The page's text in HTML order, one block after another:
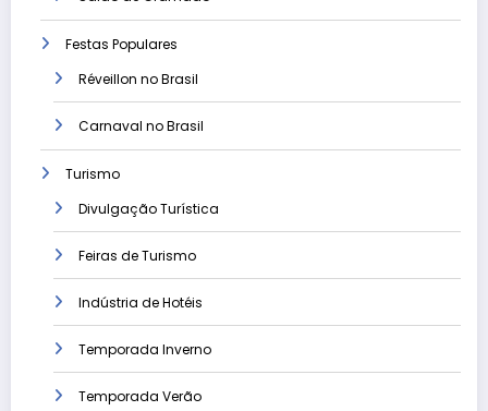
Festas Populares
Réveillon no Brasil
Carnaval no Brasil
Turismo
Divulgação Turística
Feiras de Turismo
Indústria de Hotéis
Temporada Inverno
Temporada Verão